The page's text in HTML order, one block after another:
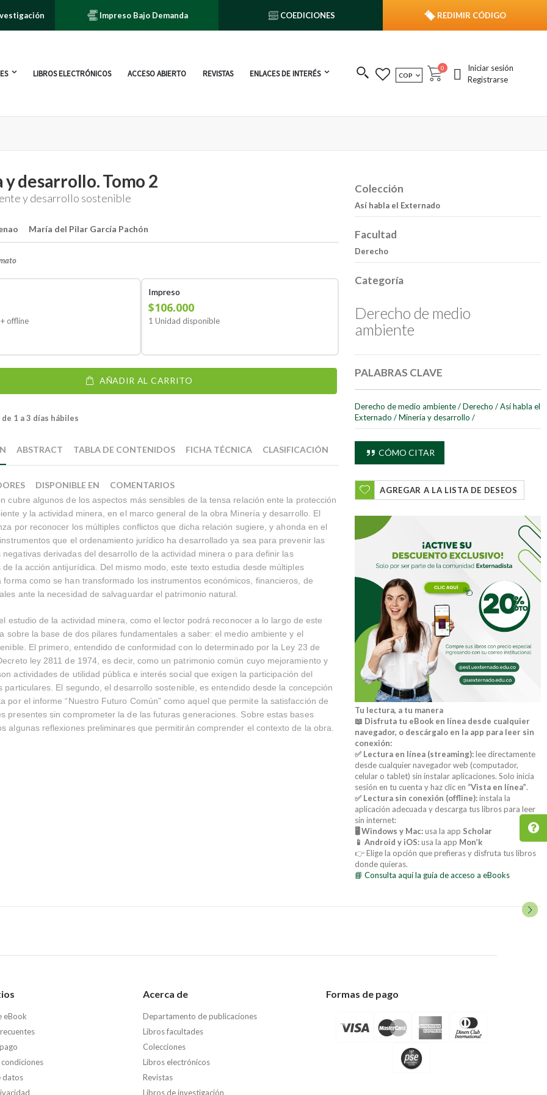
Impreso Bajo Demanda COEDICIONES REDIMIR CÓDIGO
LIBROS ELECTRÓNICOS ACCESO ABIERTO REVISTAS ENLACES DE INTERÉS MONEDA
COP Cart
0 publicacionesIniciar sesión
Registrarse
desarrollo. Tomo 2
y desarrollo sostenible
María del Pilar García Pachón
offline
Impreso
$106.000
1 Unidad disponible
AÑADIR AL CARRITO
1 a 3 días hábiles
cubre algunos de los aspectos más sensibles de la tensa relación ente la protección
y la actividad minera, en el marco general de la obra Minería y desarrollo. El
por reconocer los múltiples conflictos que dicha relación sugiere, y ahonda en el
que el ordenamiento jurídico ha desarrollado ya sea para prevenir las
negativas derivadas del desarrollo de la actividad minera o para definir las
de la acción antijurídica. Del mismo modo, este texto estudia desde múltiples
forma como se han transformado los instrumentos económicos, financieros, de
ante la necesidad de salvaguardar el patrimonio natural.
estudio de la actividad minera, como el lector podrá reconocer a lo largo de este
sobre la base de dos pilares fundamentales a saber: el medio ambiente y el
El primero, entendido de conformidad con lo determinado por la Ley 23 de
ley 2811 de 1974, es decir, como un patrimonio común cuyo mejoramiento y
actividades de utilidad pública e interés social que exigen la participación del
particulares. El segundo, el desarrollo sostenible, es entendido desde la concepción
por el informe “Nuestro Futuro Común” como aquel que permite la satisfacción de
presentes sin comprometer la de las futuras generaciones. Sobre estas bases
algunas reflexiones preliminares que permitirán comprender el contexto de la obra.
ABSTRACT TABLA DE CONTENIDOS FICHA TÉCNICA CLASIFICACIÓN
DISPONIBLE EN COMENTARIOS
Colección
Así habla el Externado
Facultad
Derecho
Categoría
Derecho de medio
ambiente
PALABRAS CLAVE
Derecho de medio ambiente / Derecho / Así habla el
Externado / Minería y desarrollo /
CÓMO CITAR
AGREGAR A LA LISTA DE DESEOS
Tu lectura, a tu manera
📖 Disfruta tu eBook en línea desde cualquier
navegador, o descárgalo en la app para leer sin
conexión:
✅ Lectura en línea (streaming):lee directamente
desde cualquier navegador web (computador,
celular o tablet) sin instalar aplicaciones. Solo inicia
sesión en tu cuenta y haz clic en “Vista en línea”.
✅ Lectura sin conexión (offline):instala la
aplicación adecuada y descarga tus libros para leer
sin internet:
🖥️ Windows y Mac:usa la app Scholar
📱 Android y iOS:usa la app Mon’k
👉 Elige la opción que prefieras y disfruta tus libros
donde quieras.
📘 Consulta aquí la guía de acceso a eBooks
eBook
datos
Acerca de
Departamento de publicaciones
Libros facultades
Colecciones
Libros electrónicos
Revistas
Libros de investigación
Formas de pago